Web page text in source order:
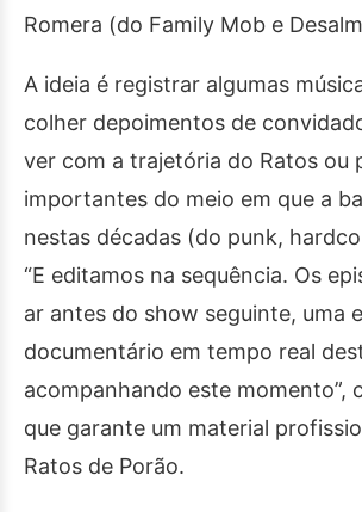
Romera (do Family Mob e
A ideia é registrar algumas
colher depoimentos de
ver com a trajetória do Ratos ou
importantes do meio em que a
nestas décadas (do punk,
“E editamos na sequência. Os
ar antes do show seguinte, uma
documentário em tempo real
acompanhando este momento”,
que garante um material
Ratos de Porão.